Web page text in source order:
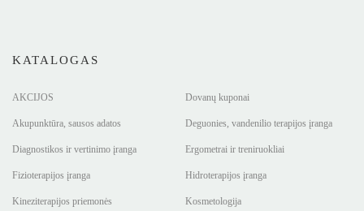
KATALOGAS
AKCIJOS Dovanų kuponai
Akupunktūra, sausos adatos Deguonies, vandenilio terapijos įranga
Diagnostikos ir vertinimo įranga Ergometrai ir treniruokliai
Fizioterapijos įranga Hidroterapijos įranga
Kineziterapijos priemonės Kosmetologija